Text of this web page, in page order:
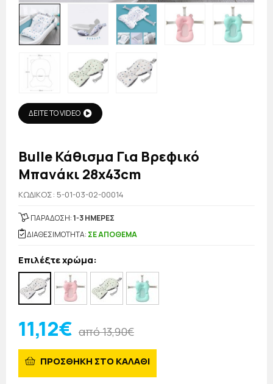
ΔΕΙΤΕ ΤΟ VIDEO
Bulle Κάθισμα Για Βρεφικό
Μπανάκι 28x43cm
KΩΔΙΚΟΣ: 5-01-03-02-00014
ΠΑΡΑΔΟΣΗ:1-3 ΗΜΕΡΕΣ
ΔΙΑΘΕΣΙΜΟΤΗΤΑ: ΣΕ ΑΠΟΘΕΜΑ
Επιλέξτε χρώμα:
11,12€ από 13,90€
ΠΡΟΣΘΗΚΗ ΣΤΟ ΚΑΛΑΘΙ